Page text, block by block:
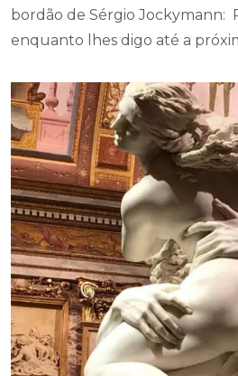
bordão de Sérgio Jockymann:
enquanto lhes digo até a